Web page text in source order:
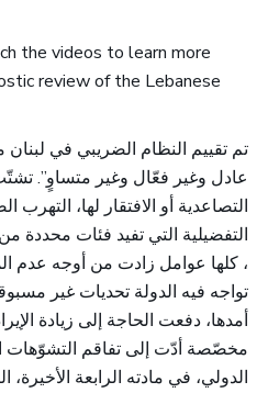
the videos to learn more
review of the Lebanese
تم تقييم النظام الضريبي في لبنان
عادل وغير فعّال وغير متساوٍ”.
التصاعدية أو الافتقار لها، التهرب
التفضيلية التي تفيد فئات محددة
، كلها عوامل زادت من أوجه عدم
تواجه فيه الدولة تحديات غير
أمدها، دفعت الحاجة إلى زيادة
مخصّصة أدّت إلى تفاقم التشوّهات
الدولي، في مادته الرابعة الأخيرة،